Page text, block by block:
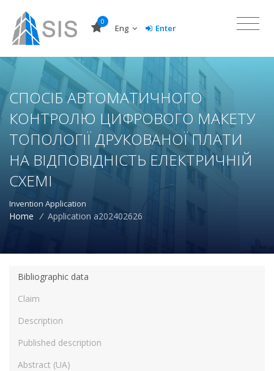
0
Eng Enter
СПОСІБ АВТОМАТИЧНОГО
КОНТРОЛЮ ЦИФРОВОГО МАКЕТУ
ТОПОЛОГІЇ ДРУКОВАНОЇ ПЛАТИ
НА ВІДПОВІДНІСТЬ ЕЛЕКТРИЧНІЙ
СХЕМІ
Invention Application
Home / Application a202402626
Bibliographic data
Claim
Description
Published description
Abstract (UA)